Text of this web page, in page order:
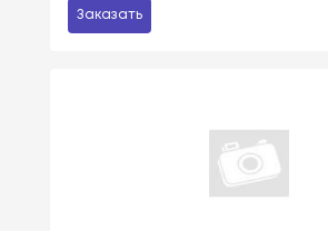
Заказать